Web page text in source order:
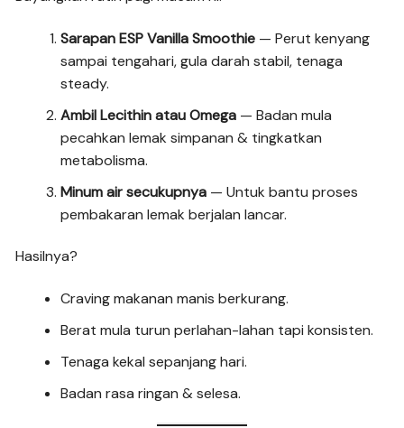
Sarapan ESP Vanilla Smoothie — Perut kenyang
sampai tengahari, gula darah stabil, tenaga
steady.
Ambil Lecithin atau Omega — Badan mula
pecahkan lemak simpanan & tingkatkan
metabolisma.
Minum air secukupnya — Untuk bantu proses
pembakaran lemak berjalan lancar.
Hasilnya?
Craving makanan manis berkurang.
Berat mula turun perlahan-lahan tapi konsisten.
Tenaga kekal sepanjang hari.
Badan rasa ringan & selesa.